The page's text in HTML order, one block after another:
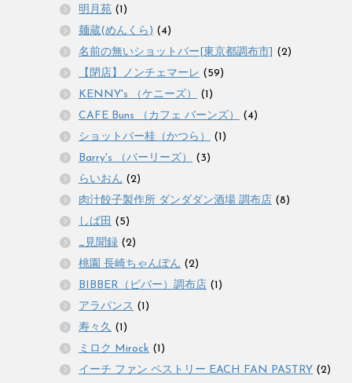
明月苑 (1)
麺蔵(めんくら) (4)
名前の無いショットバー[東京都調布市]
(2)
【閉店】ノンチェマーレ (59)
KENNY's （ケニーズ）
(1)
CAFE Buns （カフェ バーンズ）
(4)
ショットバー桂（かつら）
(1)
Barry's （バーリーズ）
(3)
らいおん (2)
肉汁餃子製作所 ダンダダン酒場 調布店 (8)
しば田 (5)
_見聞録 (2)
桃園 長崎ちゃんぽん (2)
BIBBER（ビバー）調布店 (1)
アラパンス (1)
寿々久 (1)
ミロク Mirock (1)
イーチ ファン ペストリー EACH FAN PASTRY (2)